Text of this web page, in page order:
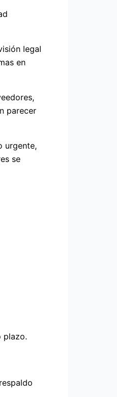
legal
en
parecer
urgente,
se
plazo.